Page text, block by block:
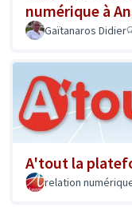
numérique à
Gaïtanaros Didier
A'tout la
relation